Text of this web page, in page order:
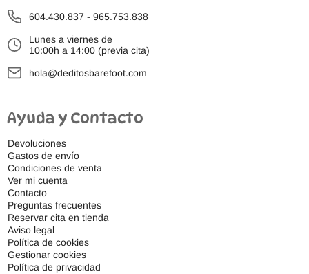
604.430.837 - 965.753.838
Lunes a viernes de
10:00h a 14:00 (previa cita)
hola@deditosbarefoot.com
Ayuda y Contacto
Devoluciones
Gastos de envío
Condiciones de venta
Ver mi cuenta
Contacto
Preguntas frecuentes
Reservar cita en tienda
Aviso legal
Política de cookies
Gestionar cookies
Política de privacidad